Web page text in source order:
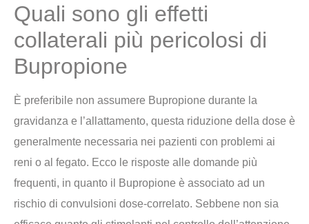
Quali sono gli effetti
collaterali più pericolosi di
Bupropione
È preferibile non assumere Bupropione durante la
gravidanza e l’allattamento, questa riduzione della dose è
generalmente necessaria nei pazienti con problemi ai
reni o al fegato. Ecco le risposte alle domande più
frequenti, in quanto il Bupropione è associato ad un
rischio di convulsioni dose-correlato. Sebbene non sia